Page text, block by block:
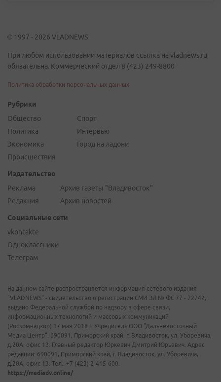
© 1997 - 2026 VLADNEWS
При любом использовании материалов ссылка на vladnews.ru
обязательна. Коммерческий отдел 8 (423) 249-8800
Политика обработки персональных данных
Рубрики
Общество
Политика
Экономика
Происшествия
Спорт
Интервью
Город на ладони
Издательство
Реклама
Редакция
Архив газеты "Владивосток"
Архив новостей
Социальные сети
vkontakte
Одноклассники
Телеграм
На данном сайте распространяется информация сетевого издания
"VLADNEWS" - свидетельство о регистрации СМИ ЭЛ № ФС 77 - 72742,
выдано Федеральной службой по надзору в сфере связи,
информационных технологий и массовых коммуникаций
(Роскомнадзор) 17 мая 2018 г. Учредитель ООО "Дальневосточный
Медиа Центр". 690091, Приморский край, г. Владивосток, ул. Уборевича,
д.20А, офис 13. Главный редактор Юркевич Дмитрий Юрьевич. Адрес
редакции: 690091, Приморский край, г. Владивосток, ул. Уборевича,
д.20А, офис 13. Тел.: +7 (423) 2-415-600.
https://mediadv.online/